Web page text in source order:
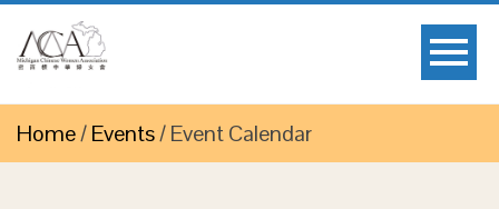
Home/Events/Event Calendar